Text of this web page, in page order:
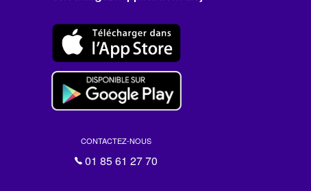
CONTACTEZ-NOUS
01 85 61 27 70